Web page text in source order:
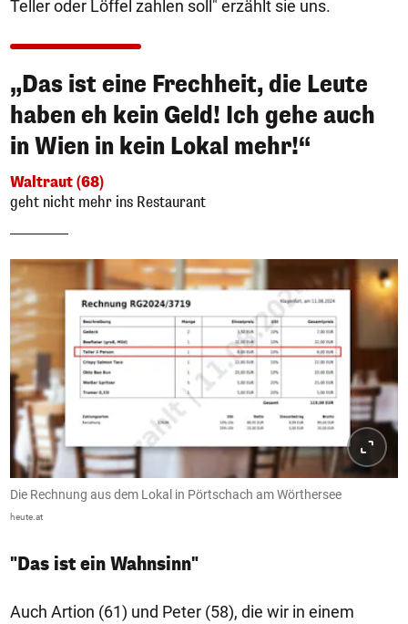
Teller oder Löffel zahlen soll" erzählt sie uns.
„Das ist eine Frechheit, die Leute
haben eh kein Geld! Ich gehe auch
in Wien in kein Lokal mehr!“
Waltraut (68)
geht nicht mehr ins Restaurant
Die Rechnung aus dem Lokal in Pörtschach am Wörthersee
heute.at
"Das ist ein Wahnsinn"
Auch Artion (61) und Peter (58), die wir in einem